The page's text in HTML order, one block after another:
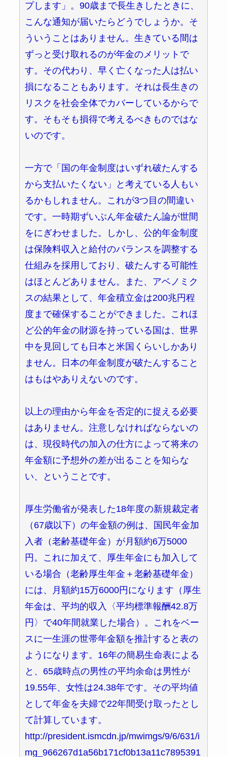
プします」。90歳まで長生きしたときに、
こんな通知が届いたらどうでしょうか。そ
ういうことはありません。生きている間は
ずっと受け取れるのが年金のメリットで
す。その代わり、早く亡くなった人は払い
損になることもあります。それは長生きの
リスクを社会全体でカバーしているからで
す。そもそも損得で考えるべきものではな
いのです。
一方で「国の年金制度はいずれ破たんする
から支払いたくない」と考えている人もい
るかもしれません。これが3つ目の間違い
です。一時期ずいぶん年金破たん論が世間
をにぎわせました。しかし、公的年金制度
は保険料収入と給付のバランスを調整する
仕組みを採用しており、破たんする可能性
はほとんどありません。また、アベノミク
スの結果として、年金積立金は200兆円程
度まで確保することができました。これほ
ど公的年金の財源を持っている国は、世界
中を見回しても日本と米国くらいしかあり
ません。日本の年金制度が破たんすること
はもはやありえないのです。
以上の理由から年金を否定的に捉える必要
はありません。注意しなければならないの
は、現役時代の加入の仕方によって将来の
年金額に予想外の差が出ることを知らな
い、ということです。
厚生労働省が発表した18年度の新規裁定者
（67歳以下）の年金額の例は、国民年金加
入者（老齢基礎年金）が月額約6万5000
円。これに加えて、厚生年金にも加入して
いる場合（老齢厚生年金＋老齢基礎年金）
には、月額約15万6000円になります（厚生
年金は、平均的収入〈平均標準報酬42.8万
円〉で40年間就業した場合）。これをベー
スに一生涯の世帯年金額を推計すると表の
ようになります。16年の簡易生命表による
と、65歳時点の男性の平均余命は男性が
19.55年、女性は24.38年です。その平均値
として年金を夫婦で22年間受け取ったとし
て計算しています。
http://president.ismcdn.jp/mwimgs/9/6/631/i
mg_966267d1a56b171cf0b13a11c7895391